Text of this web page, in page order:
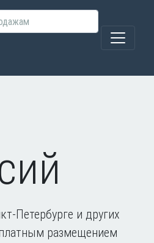
Петербурге и других
размещением